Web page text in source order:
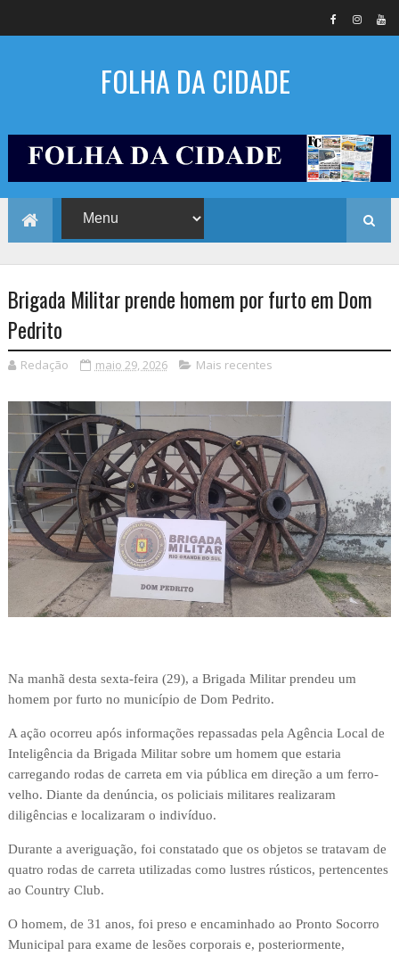
FOLHA DA CIDADE
Brigada Militar prende homem por furto em Dom
Pedrito
Redação maio 29, 2026 Mais recentes
Na manhã desta sexta-feira (29), a Brigada Militar prendeu um
homem por furto no município de Dom Pedrito.
A ação ocorreu após informações repassadas pela Agência Local de
Inteligência da Brigada Militar sobre um homem que estaria
carregando rodas de carreta em via pública em direção a um ferro-
velho. Diante da denúncia, os policiais militares realizaram
diligências e localizaram o indivíduo.
Durante a averiguação, foi constatado que os objetos se tratavam de
quatro rodas de carreta utilizadas como lustres rústicos, pertencentes
ao Country Club.
O homem, de 31 anos, foi preso e encaminhado ao Pronto Socorro
Municipal para exame de lesões corporais e, posteriormente,